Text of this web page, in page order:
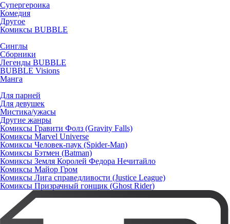
Супергероика
Комедия
Другое
Комиксы BUBBLE
Синглы
Сборники
Легенды BUBBLE
BUBBLE Visions
Манга
Для парней
Для девушек
Мистика/ужасы
Другие жанры
Комиксы Гравити Фолз (Gravity Falls)
Комиксы Marvel Universe
Комиксы Человек-паук (Spider-Man)
Комиксы Бэтмен (Batman)
Комиксы Земля Королей Федора Нечитайло
Комиксы Майор Гром
Комиксы Лига справедливости (Justice League)
Комиксы Призрачный гонщик (Ghost Rider)